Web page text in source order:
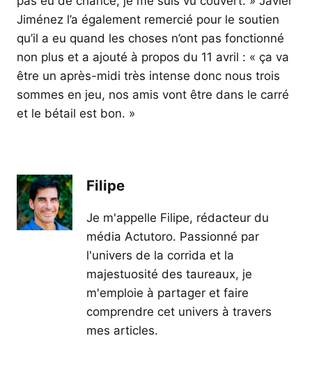
Jiménez l’a également remercié pour le soutien
qu’il a eu quand les choses n’ont pas fonctionné
non plus et a ajouté à propos du 11 avril : « ça va
être un après-midi très intense donc nous trois
sommes en jeu, nos amis vont être dans le carré
et le bétail est bon. »
Filipe
Je m'appelle Filipe, rédacteur du
média Actutoro. Passionné par
l'univers de la corrida et la
majestuosité des taureaux, je
m'emploie à partager et faire
comprendre cet univers à travers
mes articles.